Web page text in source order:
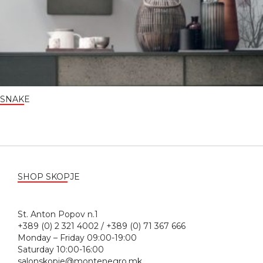
SNAKE
SHOP SKOPJE
St. Anton Popov n.1
+389 (0) 2 321 4002 / +389 (0) 71 367 666
Monday – Friday 09:00-19:00
Saturday 10:00-16:00